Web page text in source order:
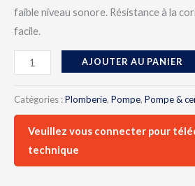
faible niveau sonore. Résistance à la
facile.
AJOUTER AU PANIER
Catégories :Plomberie, Pompe, Pompe &
Veuillez vous connecter pour
technique